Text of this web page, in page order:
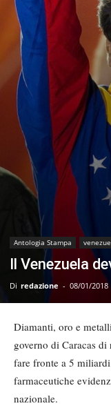
Antologia Stampa
Il Venezuela
Di redazione - 08/01/2018
Diamanti, oro e
governo di Caracas
fare fronte a 5
farmaceutiche
nazionale.